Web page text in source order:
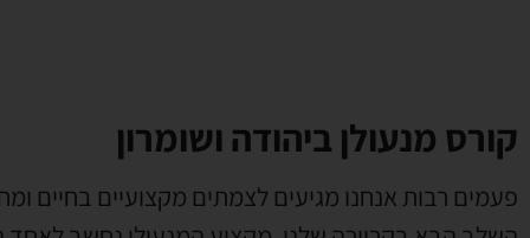
קורס מנעולן ביהודה ושומרון
פעמים רבות אנחנו מגיעים לצמתים מקצועיים בחיים